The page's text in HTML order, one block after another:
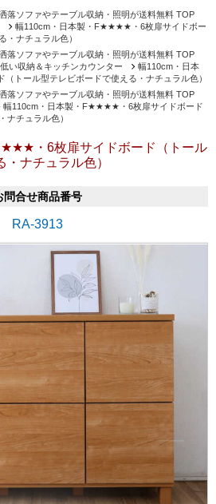
落ソファやテーブル収納・照明が送料無料 TOP
幅110cm・日本製・F★★★★・6枚扉サイドボー
・ナチュラル色）
落ソファやテーブル収納・照明が送料無料 TOP
い収納＆キッチンカウンター
幅110cm・日本
トール型テレビボードで使える・ナチュラル色）
落ソファやテーブル収納・照明が送料無料 TOP
幅110cm・日本製・F★★★★・6枚扉サイドボード
ナチュラル色）
・6枚扉サイドボード（トール
ナチュラル色）
問合せ商品番号
RA-3913